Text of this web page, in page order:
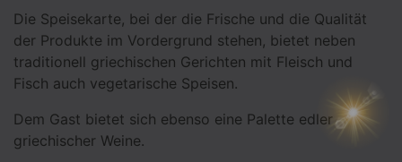
Die Speisekarte, bei der die Frische und die Qualität
der Produkte im Vordergrund stehen, bietet neben
traditionell griechischen Gerichten mit Fleisch und
Fisch auch vegetarische Speisen.
Dem Gast bietet sich ebenso eine Palette edler
griechischer Weine.